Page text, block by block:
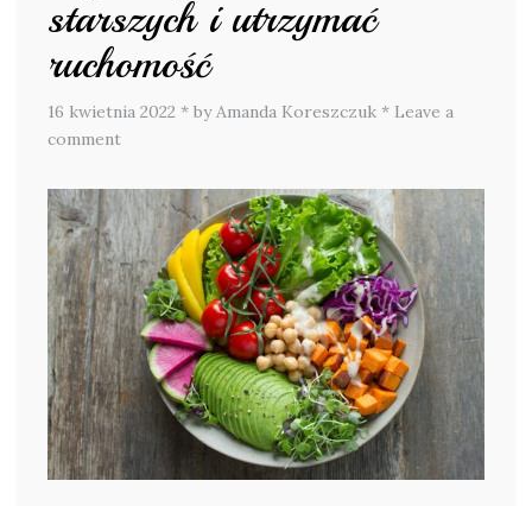
starszych i utrzymać
ruchomość
16 kwietnia 2022 * by Amanda Koreszczuk * Leave a
comment